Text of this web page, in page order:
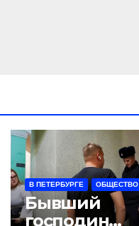
В ПЕТЕРБУРГЕ ОБЩЕСТВО
Бывший
господин